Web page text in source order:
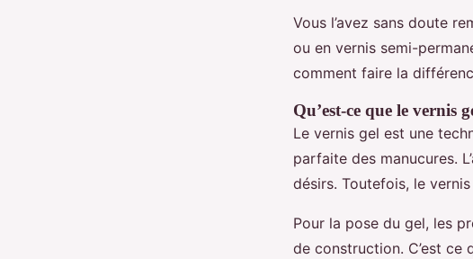
Vous l’avez sans doute
ou en vernis semi-
comment faire la
Qu’est-ce que le vernis
Le vernis gel est une
parfaite des manucures.
désirs. Toutefois, le
Pour la pose du gel, les
de construction. C’est ce